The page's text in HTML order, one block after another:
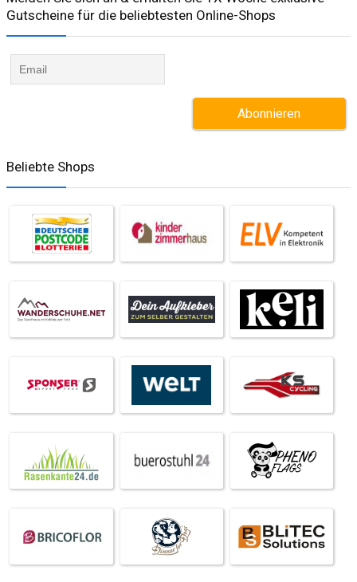
Gutscheine für die beliebtesten Online-Shops​
Beliebte Shops